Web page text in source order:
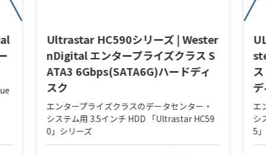
Ultrastar HC590シリーズ | Wester
nDigital エンタープライズクラス S
ATA3 6Gbps(SATA6G)ハードディ
スク
エンタープライズクラスのデータセンター・
システム用 3.5インチ HDD 「Ultrastar HC59
0」シリーズ
エ
シ
5